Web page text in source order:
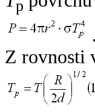
p
.
Z rovnosti